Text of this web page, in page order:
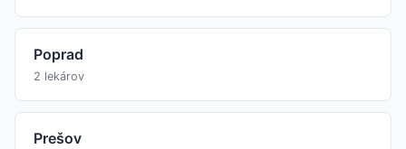
Poprad
2 lekárov
Prešov